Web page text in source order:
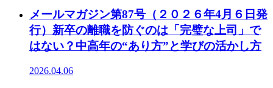
メールマガジン第87号（２０２６年4月６日発
行）新卒の離職を防ぐのは「完璧な上司」で
はない？中高年の“あり方”と学びの活かし方
2026.04.06